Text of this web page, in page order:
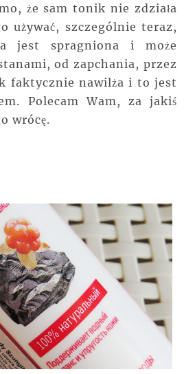
że sam tonik nie zdziała
używać, szczególnie teraz,
jest spragniona i może
od zapchania, przez
faktycznie nawilża i to jest
Polecam Wam, za jakiś
wrócę.